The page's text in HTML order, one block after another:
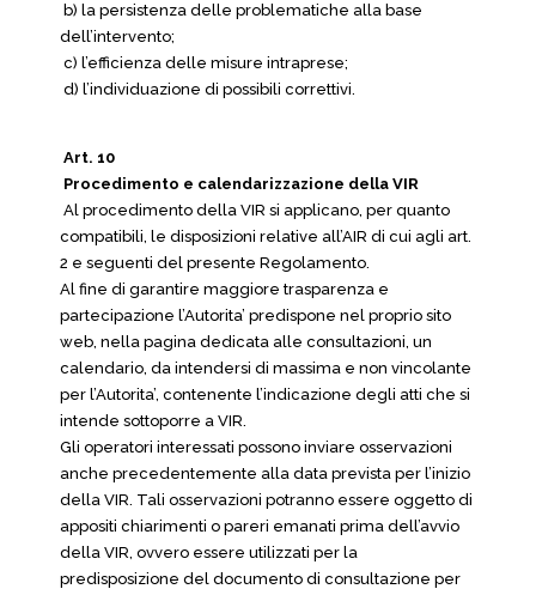
b) la persistenza delle problematiche alla base
dell’intervento;
c) l’efficienza delle misure intraprese;
d) l’individuazione di possibili correttivi.
Art. 10
Procedimento e calendarizzazione della VIR
Al procedimento della VIR si applicano, per quanto
compatibili, le disposizioni relative all’AIR di cui agli art.
2 e seguenti del presente Regolamento.
Al fine di garantire maggiore trasparenza e
partecipazione l’Autorita’ predispone nel proprio sito
web, nella pagina dedicata alle consultazioni, un
calendario, da intendersi di massima e non vincolante
per l’Autorita’, contenente l’indicazione degli atti che si
intende sottoporre a VIR.
Gli operatori interessati possono inviare osservazioni
anche precedentemente alla data prevista per l’inizio
della VIR. Tali osservazioni potranno essere oggetto di
appositi chiarimenti o pareri emanati prima dell’avvio
della VIR, ovvero essere utilizzati per la
predisposizione del documento di consultazione per